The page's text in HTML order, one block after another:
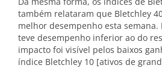
também relataram que Bletchley
melhor desempenho esta semana.
teve desempenho inferior ao do
impacto foi visível pelos baixos
índice Bletchley 10 [ativos de